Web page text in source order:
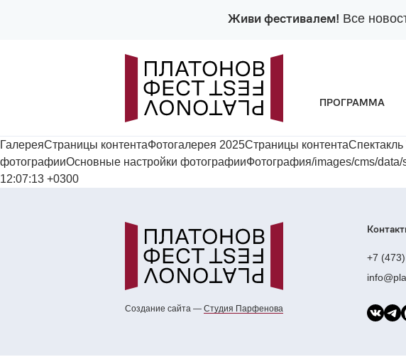
Живи фестивалем! Все
ПРОГРАММА
ГалереяСтраницы контентаФотогалерея 2025Страницы
фотографииОсновные настройки фотографииФотография/images/cms/
12:07:13 +0300
+7
Создание сайта — Cтудия Парфенова